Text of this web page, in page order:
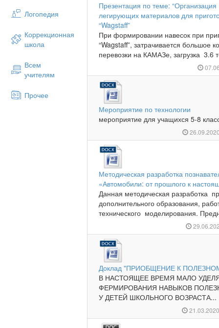
Логопедия
Коррекционная
школа
Всем
учителям
Прочее
Презентация по теме:
легирующих материалов для
“Wagstaff”
При формировании навесок при
“Wagstaff”, затрачивается большое
перевозки на КАМАЗе, загрузка 3.6
Мероприятие по технологии
мероприятие для учащихся 5-8
Методическая разработка
«Автомобили: от прошлого к
Данная методическая разработка
дополнительного образования,
технического моделирования.
Доклад "ПРИОБЩЕНИЕ К
В НАСТОЯЩЕЕ ВРЕМЯ МАЛО
ФЕРМИРОВАНИЯ НАВЫКОВ
У ДЕТЕЙ ШКОЛЬНОГО ВОЗРАСТА...